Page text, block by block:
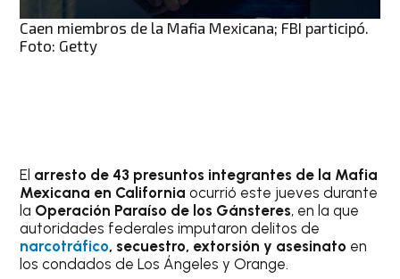
Caen miembros de la Mafia Mexicana; FBI participó.
Foto: Getty
El arresto de 43 presuntos integrantes de la Mafia
Mexicana en California ocurrió este jueves durante
la Operación Paraíso de los Gánsteres, en la que
autoridades federales imputaron delitos de
narcotráfico, secuestro, extorsión y asesinato en
los condados de Los Ángeles y Orange.